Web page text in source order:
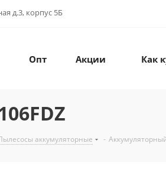
д.3, корпус 5Б
Опт Акции Как
аккумуляторные -